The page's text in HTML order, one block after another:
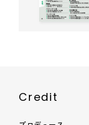
Credit